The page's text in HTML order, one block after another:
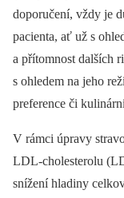
doporučení, vždy je
pacienta, ať už s
a přítomnost dalších
s ohledem na jeho
preference či
V rámci úpravy
LDL-cholesterolu
snížení hladiny